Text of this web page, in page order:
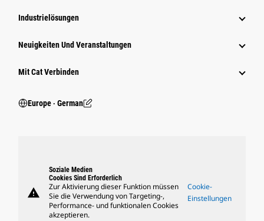
Industrielösungen
Neuigkeiten Und Veranstaltungen
Mit Cat Verbinden
Europe ‧ German
warning
Soziale Medien
Cookies Sind Erforderlich
Zur Aktivierung dieser Funktion müssen
Sie die Verwendung von Targeting-,
Performance- und funktionalen Cookies
akzeptieren.
Cookie-
Einstellungen